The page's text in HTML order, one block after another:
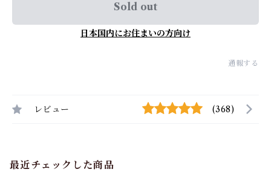
Sold out
日本国内にお住まいの方向け
通報する
レビュー (368)
最近チェックした商品